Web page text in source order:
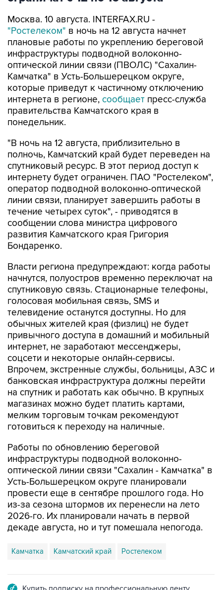
Москва. 10 августа. INTERFAX.RU -
"Ростелеком" в ночь на 12 августа начнет
плановые работы по укреплению береговой
инфраструктуры подводной волоконно-
оптической линии связи (ПВОЛС) "Сахалин-
Камчатка" в Усть-Большерецком округе,
которые приведут к частичному отключению
интернета в регионе, сообщает пресс-служба
правительства Камчатского края в
понедельник.
"В ночь на 12 августа, приблизительно в
полночь, Камчатский край будет переведен на
спутниковый ресурс. В этот период доступ к
интернету будет ограничен. ПАО "Ростелеком",
оператор подводной волоконно-оптической
линии связи, планирует завершить работы в
течение четырех суток", - приводятся в
сообщении слова министра цифрового
развития Камчатского края Григория
Бондаренко.
Власти региона предупреждают: когда работы
начнутся, полуостров временно переключат на
спутниковую связь. Стационарные телефоны,
голосовая мобильная связь, SMS и
телевидение останутся доступны. Но для
обычных жителей края (физлиц) не будет
привычного доступа в домашний и мобильный
интернет, не заработают мессенджеры,
соцсети и некоторые онлайн-сервисы.
Впрочем, экстренные службы, больницы, АЗС и
банковская инфраструктура должны перейти
на спутник и работать как обычно. В крупных
магазинах можно будет платить картами,
мелким торговым точкам рекомендуют
готовиться к переходу на наличные.
Работы по обновлению береговой
инфраструктуры подводной волоконно-
оптической линии связи "Сахалин - Камчатка" в
Усть-Большерецком округе планировали
провести еще в сентябре прошлого года. Но
из-за сезона штормов их перенесли на лето
2026-го. Их планировали начать в первой
декаде августа, но и тут помешала непогода.
Камчатка Камчатский край Ростелеком